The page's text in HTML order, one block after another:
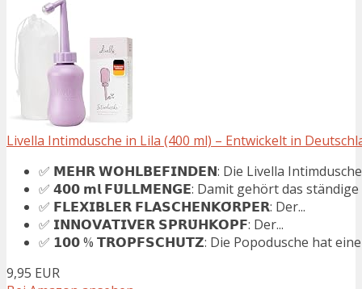
Livella Intimdusche in Lila (400 ml) – Entwickelt in
✅ 𝗠𝗘𝗛𝗥 𝗪𝗢𝗛𝗟𝗕𝗘𝗙𝗜𝗡𝗗𝗘𝗡: Die Livella Intimdusche
✅ 𝟰𝟬𝟬 𝗺𝗹 𝗙𝗨̈𝗟𝗟𝗠𝗘𝗡𝗚𝗘: Damit gehört das ständige
✅ 𝗙𝗟𝗘𝗫𝗜𝗕𝗟𝗘𝗥 𝗙𝗟𝗔𝗦𝗖𝗛𝗘𝗡𝗞𝗢̈𝗥𝗣𝗘𝗥: Der...
✅ 𝗜𝗡𝗡𝗢𝗩𝗔𝗧𝗜𝗩𝗘𝗥 𝗦𝗣𝗥𝗨̈𝗛𝗞𝗢𝗣𝗙: Der...
✅ 𝟭𝟬𝟬 % 𝗧𝗥𝗢𝗣𝗙𝗦𝗖𝗛𝗨𝗧𝗭: Die Popodusche hat
9,95 EUR